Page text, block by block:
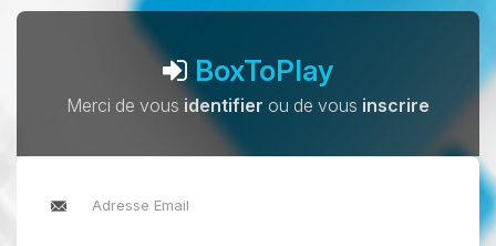
BoxToPlay
Merci de vous identifier ou de vous inscrire